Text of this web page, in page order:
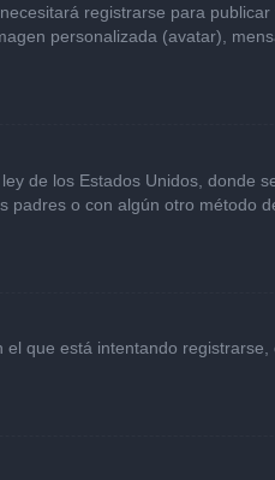
registrarse para
personalizada (avatar),
de los Estados Unidos, donde
o con algún otro método
que está intentando